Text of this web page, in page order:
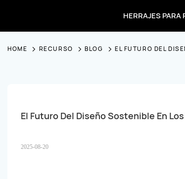
HERRAJES PARA
HOME RECURSO BLOG EL FUTURO DEL
El Futuro Del Diseño Sostenible En
2025-08-20